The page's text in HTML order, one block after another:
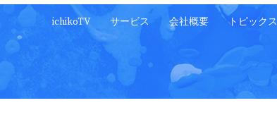
ichikoTV サービス 会社概要 トピックス